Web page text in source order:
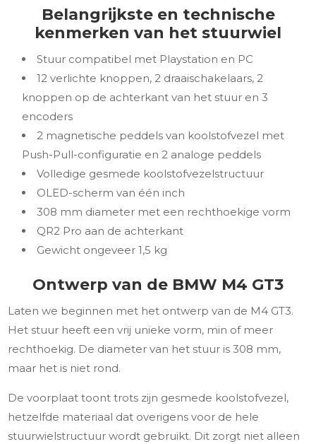
Belangrijkste en technische
kenmerken van het stuurwiel
Stuur compatibel met Playstation en PC
12 verlichte knoppen, 2 draaischakelaars, 2
knoppen op de achterkant van het stuur en 3
encoders
2 magnetische peddels van koolstofvezel met
Push-Pull-configuratie en 2 analoge peddels
Volledige gesmede koolstofvezelstructuur
OLED-scherm van één inch
308 mm diameter met een rechthoekige vorm
QR2 Pro aan de achterkant
Gewicht ongeveer 1,5 kg
Ontwerp van de BMW M4 GT3
Laten we beginnen met het ontwerp van de M4 GT3.
Het stuur heeft een vrij unieke vorm, min of meer
rechthoekig. De diameter van het stuur is 308 mm,
maar het is niet rond.
De voorplaat toont trots zijn gesmede koolstofvezel,
hetzelfde materiaal dat overigens voor de hele
stuurwielstructuur wordt gebruikt. Dit zorgt niet alleen